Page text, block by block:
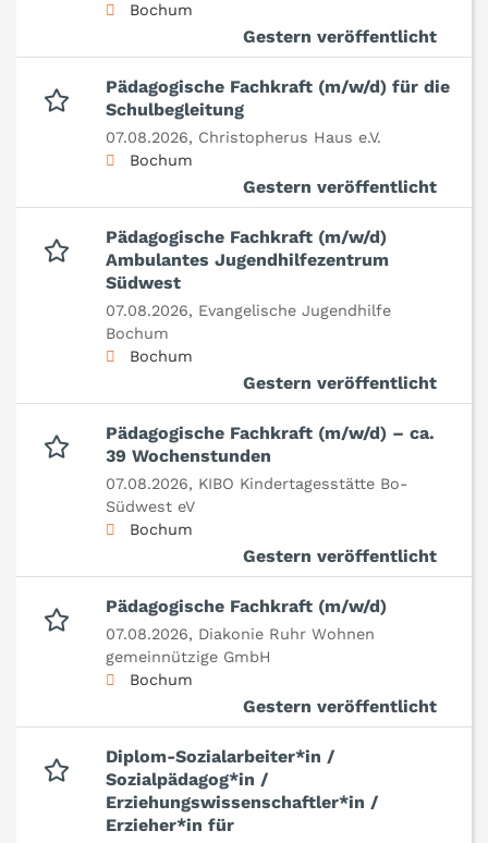
Bochum
Gestern veröffentlicht
Pädagogische Fachkraft (m/w/d) für die
Schulbegleitung
07.08.2026, Christopherus Haus e.V.
Bochum
Gestern veröffentlicht
Pädagogische Fachkraft (m/w/d)
Ambulantes Jugendhilfezentrum
Südwest
07.08.2026, Evangelische Jugendhilfe
Bochum
Bochum
Gestern veröffentlicht
Pädagogische Fachkraft (m/w/d) – ca.
39 Wochenstunden
07.08.2026, KIBO Kindertagesstätte Bo-
Südwest eV
Bochum
Gestern veröffentlicht
Pädagogische Fachkraft (m/w/d)
07.08.2026, Diakonie Ruhr Wohnen
gemeinnützige GmbH
Bochum
Gestern veröffentlicht
Diplom-Sozialarbeiter*in /
Sozialpädagog*in /
Erziehungswissenschaftler*in /
Erzieher*in für